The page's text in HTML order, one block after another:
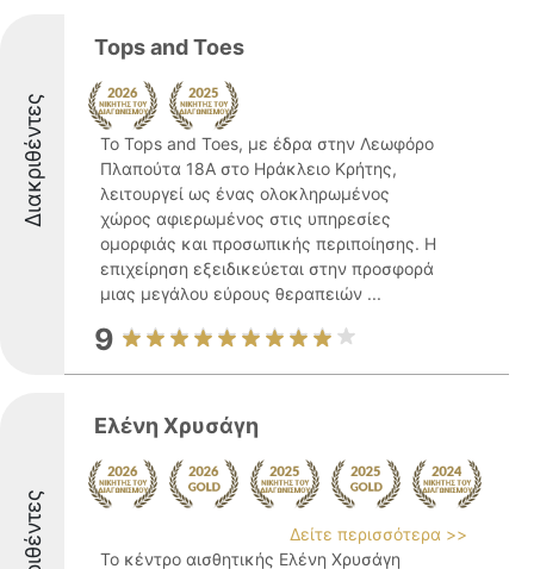
Διακριθέντες
Tops and Toes
Το Tops and Toes, με έδρα στην Λεωφόρο
Πλαπούτα 18Α στο Ηράκλειο Κρήτης,
λειτουργεί ως ένας ολοκληρωμένος
χώρος αφιερωμένος στις υπηρεσίες
ομορφιάς και προσωπικής περιποίησης. Η
επιχείρηση εξειδικεύεται στην προσφορά
μιας μεγάλου εύρους θεραπειών ...
9
Ελένη Χρυσάγη
Δείτε περισσότερα >>
Το κέντρο αισθητικής Ελένη Χρυσάγη